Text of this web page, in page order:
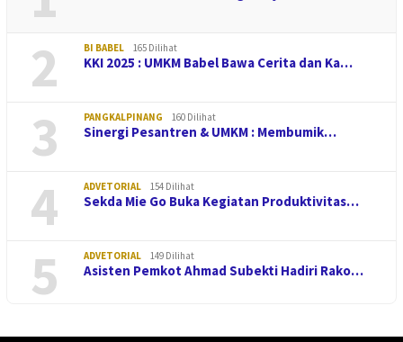
2 BI BABEL 165 Dilihat
KKI 2025 : UMKM Babel Bawa Cerita dan Ka…
3 PANGKALPINANG 160 Dilihat
Sinergi Pesantren & UMKM : Membumik…
4 ADVETORIAL 154 Dilihat
Sekda Mie Go Buka Kegiatan Produktivitas…
5 ADVETORIAL 149 Dilihat
Asisten Pemkot Ahmad Subekti Hadiri Rako…